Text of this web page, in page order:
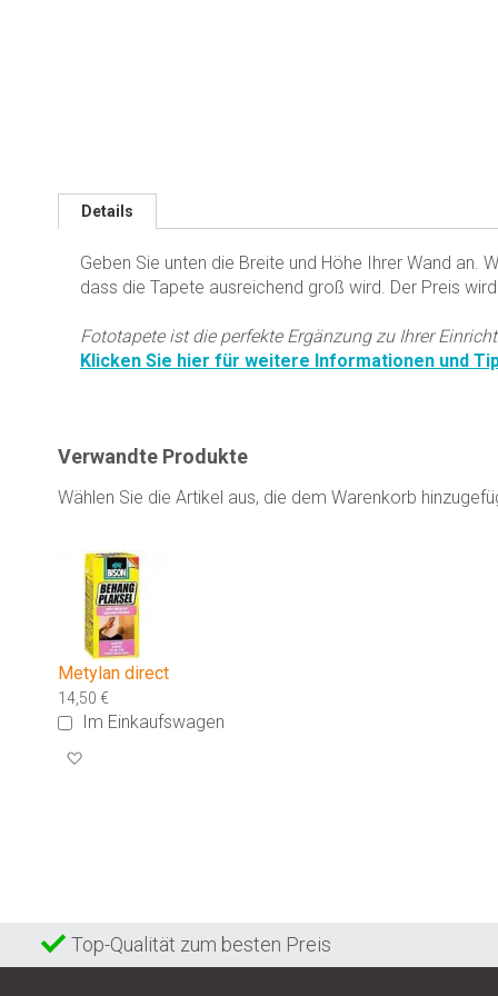
Details
Geben Sie unten die Breite und Höhe Ihrer Wand an.
dass die Tapete ausreichend groß wird. Der Preis
Fototapete ist die perfekte Ergänzung zu Ihrer
Klicken Sie hier für weitere Informationen und
Verwandte Produkte
Wählen Sie die Artikel aus, die dem Warenkorb
Metylan direct
14,50 €
Im Einkaufswagen
Top-Qualität zum besten Preis